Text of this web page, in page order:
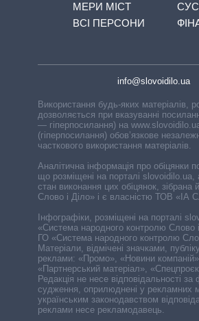
МЕРИ МІСТ
ВСІ ПЕРСОНИ
info@slovoidilo.ua
Використання будь-яких матеріалів,
дозволяється при вказуванні
— гіперпосилання) на
(гіперпосилання) обов’язкове
часткового використання матеріалів.
Аналітична інформація про обіцянки
що розміщені на порталі slovoidilo.ua,
стан виконання цих обіцянок, зібрана
Слово і Діло» і є власністю ТОВ «ІА
Інфографіки, розміщені на порталі
«Система народного контролю Слово і
ГО «Система народного контролю
Матеріали, відмічені значками,
реклами: «Промо», «Новини
«Партнерський матеріал»,
Редакція не несе відповідальності за
судження, оприлюднені у рекламних
українським законодавством
реклами несе рекламодавець.